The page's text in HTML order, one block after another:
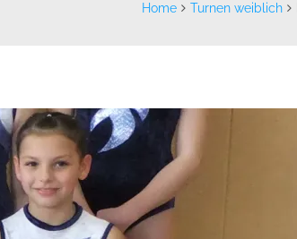
Home Turnen weiblich